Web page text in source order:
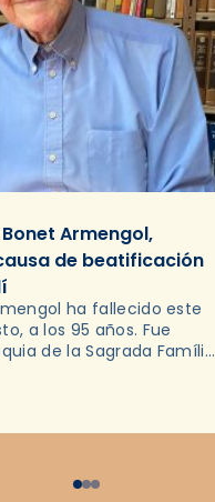
Armengol,
de beatificación
ha fallecido este
a los 95 años. Fue
de la Sagrada Família